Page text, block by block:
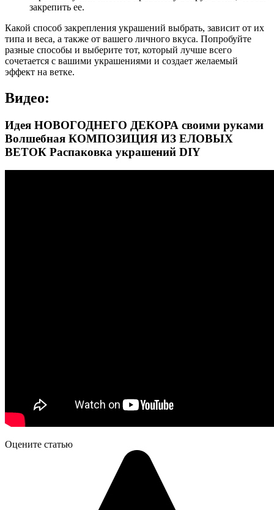
закрепить ее.
Какой способ закрепления украшений выбрать, зависит от их
типа и веса, а также от вашего личного вкуса. Попробуйте
разные способы и выберите тот, который лучше всего
сочетается с вашими украшениями и создает желаемый
эффект на ветке.
Видео:
Идея НОВОГОДНЕГО ДЕКОРА своими руками
Волшебная КОМПОЗИЦИЯ ИЗ ЕЛОВЫХ
ВЕТОК Распаковка украшений DIY
Оцените статью